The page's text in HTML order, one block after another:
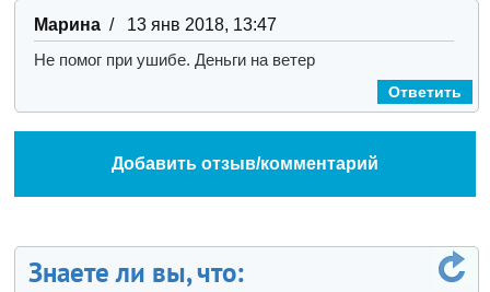
Марина/ 13 янв 2018, 13:47
Не помог при ушибе. Деньги на ветер
Ответить
Добавить отзыв/комментарий
Знаете ли вы, что: